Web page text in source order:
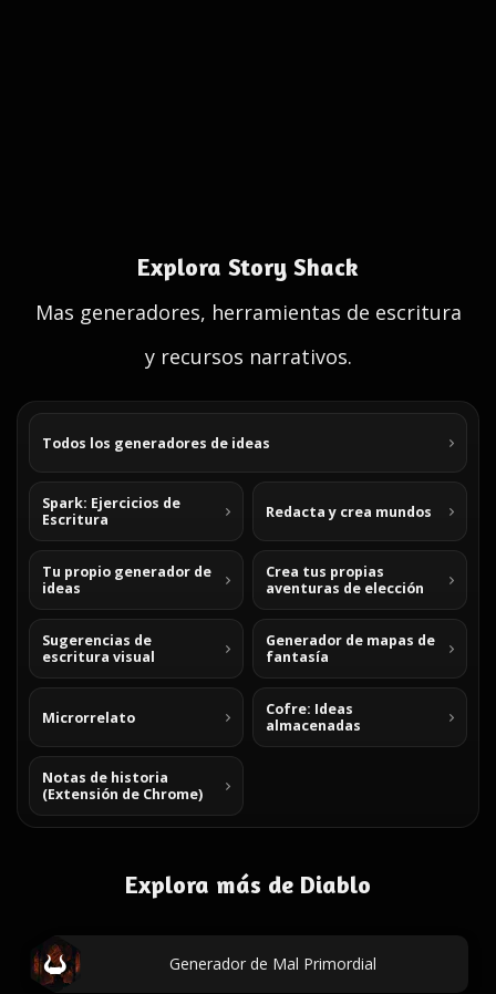
Explora Story Shack
Mas generadores, herramientas de escritura
y recursos narrativos.
Todos los generadores de ideas
Spark: Ejercicios de
Escritura
Redacta y crea mundos
Tu propio generador de
ideas
Crea tus propias
aventuras de elección
Sugerencias de
escritura visual
Generador de mapas de
fantasía
Microrrelato
Cofre: Ideas
almacenadas
Notas de historia
(Extensión de Chrome)
Explora más de Diablo
Generador de Mal Primordial